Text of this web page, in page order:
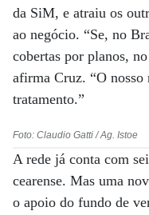
da SiM, e atraiu os
ao negócio. “Se, no
cobertas por planos,
afirma Cruz. “O nosso
tratamento.”
Foto: Claudio Gatti / Ag. Istoe
A rede já conta com
cearense. Mas uma
o apoio do fundo de